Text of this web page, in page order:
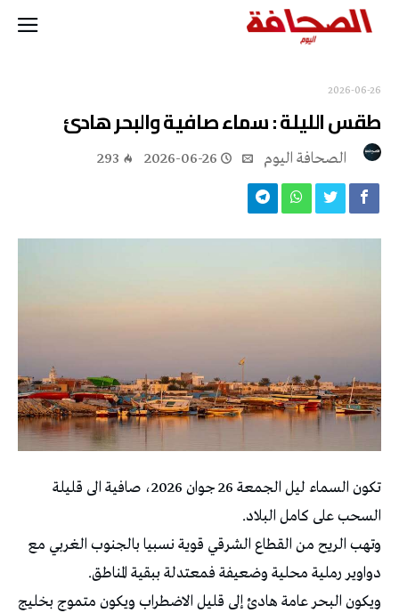
2026-06-26
طقس الليلة : سماء صافية والبحر هادئ
2026-06-26
293
تكون السماء ليل الجمعة 26 جوان 2026، صافية الى قليلة
السحب على كامل البلاد.
وتهب الريح من القطاع الشرقي قوية نسبيا بالجنوب الغربي مع
دواوير رملية محلية وضعيفة فمعتدلة ببقية المناطق.
ويكون البحر عامة هادئ إلى قليل الاضطراب ويكون متموج بخليج